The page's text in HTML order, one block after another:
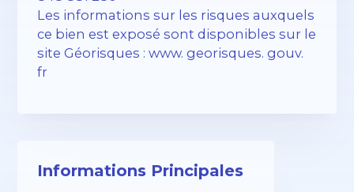
Les informations sur les risques auxquels
ce bien est exposé sont disponibles sur le
site Géorisques : www. georisques. gouv.
fr
Informations Principales